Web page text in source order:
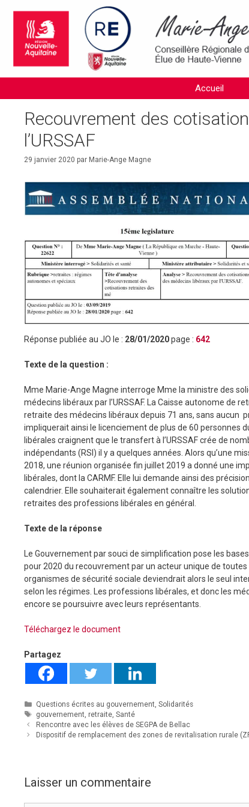
contenu
Accueil
Recouvrement des
l’URSSAF
29 janvier 2020 par Marie-Ange Magne
Réponse publiée au JO le : 28/01/2020page : 642
Texte de la question :
Mme Marie-Ange Magne interroge Mme la ministre des
médecins libéraux par l’URSSAF. La Caisse autonome de
retraite des médecins libéraux depuis 71 ans, sans aucun
impliquerait ainsi le licenciement de plus de 60 personnes
libérales craignent que le transfert à l’URSSAF crée de
indépendants (RSI) il y a quelques années. Alors qu’une
2018, une réunion organisée fin juillet 2019 a donné une
libérales, dont la CARMF. Elle lui demande ainsi des
calendrier. Elle souhaiterait également connaître les
retraites des professions libérales en général.
Texte de la réponse
Le Gouvernement par souci de simplification pose les
pour 2020 du recouvrement par un acteur unique de
organismes de sécurité sociale deviendrait alors le seul
selon les régimes. Les professions libérales, et donc les
encore se poursuivre avec leurs représentants.
Téléchargez le document
Partagez
Catégories
Questions écrites au gouvernement,Solidarités
Étiquettes
gouvernement, retraite,Santé
Rencontre avec les élèves de SEGPA de Bellac
Dispositif de remplacement des zones de revitalisation rurale
Laisser un commentaire